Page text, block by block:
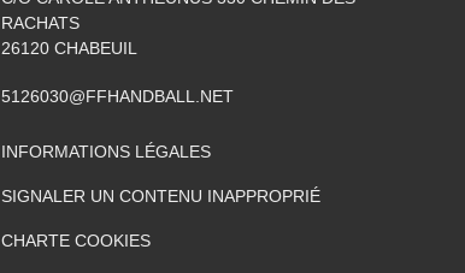
RACHATS
26120 CHABEUIL
5126030@FFHANDBALL.NET
INFORMATIONS LÉGALES
SIGNALER UN CONTENU INAPPROPRIÉ
CHARTE COOKIES